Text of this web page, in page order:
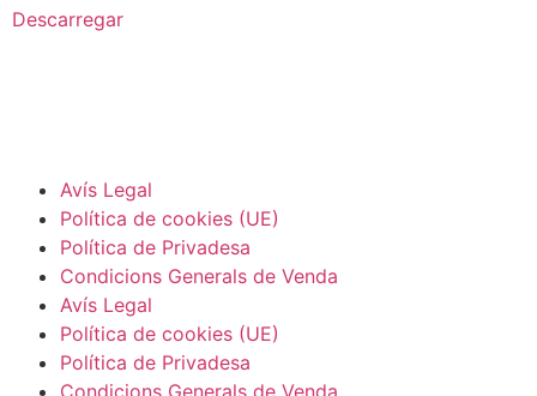
Descarregar
Avís Legal
Política de cookies (UE)
Política de Privadesa
Condicions Generals de Venda
Avís Legal
Política de cookies (UE)
Política de Privadesa
Condicions Generals de Venda